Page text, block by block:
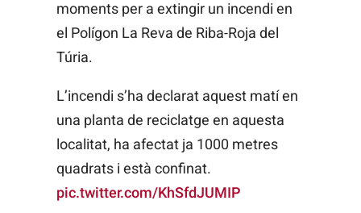
moments per a extingir un incendi en
el Polígon La Reva de Riba-Roja del
Túria.
L’incendi s’ha declarat aquest matí en
una planta de reciclatge en aquesta
localitat, ha afectat ja 1000 metres
quadrats i està confinat.
pic.twitter.com/KhSfdJUMIP